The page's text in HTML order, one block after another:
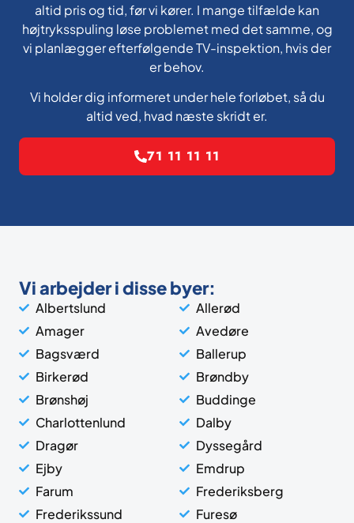
altid pris og tid, før vi kører. I mange tilfælde kan
højtryksspuling løse problemet med det samme, og
vi planlægger efterfølgende TV-inspektion, hvis der
er behov.
Vi holder dig informeret under hele forløbet, så du
altid ved, hvad næste skridt er.
71 11 11 11
Vi arbejder i disse byer:
Albertslund
Allerød
Amager
Avedøre
Bagsværd
Ballerup
Birkerød
Brøndby
Brønshøj
Buddinge
Charlottenlund
Dalby
Dragør
Dyssegård
Ejby
Emdrup
Farum
Frederiksberg
Frederikssund
Furesø